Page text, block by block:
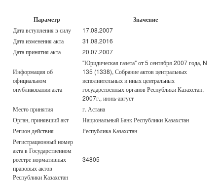
Параметр Значение
Дата вступления в силу
17.08.2007
Дата изменения акта
31.08.2016
Дата принятия акта
20.07.2007
Информация об
официальном
опубликовании акта
"Юридическая газета" от 5 сентября 2007 года, N
135 (1338), Собрание актов центральных
исполнительных и иных центральных
государственных органов Республики Казахстан,
2007г., июнь-август
Место принятия
г. Астана
Орган, принявший акт
Национальный Банк Республики Казахстан
Регион действия
Республика Казахстан
Регистрационный номер
акта в Государственном
реестре нормативных
правовых актов
Республики Казахстан
34805